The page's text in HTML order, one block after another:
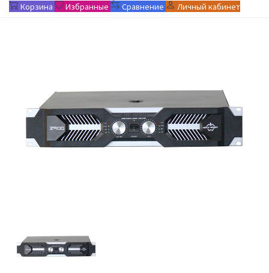
Корзина
Избранные Сравнение Личный кабинет